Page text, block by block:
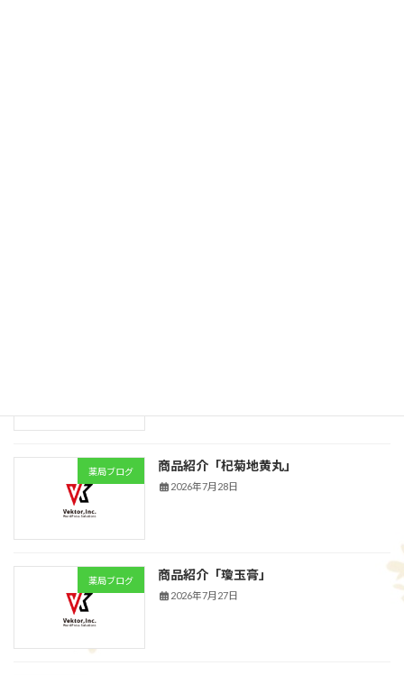
薬局ブログ 商品紹介「杞菊地黄丸」
2026年7月28日
薬局ブログ 商品紹介「瓊玉膏」
2026年7月27日